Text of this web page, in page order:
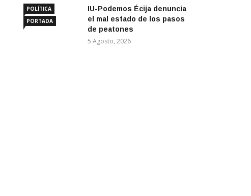
POLÍTICA
PORTADA
IU-Podemos Écija denuncia
el mal estado de los pasos
de peatones
5 Agosto, 2026